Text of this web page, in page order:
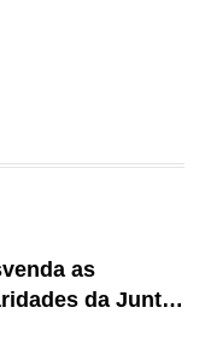
as
da Junta
de Ver